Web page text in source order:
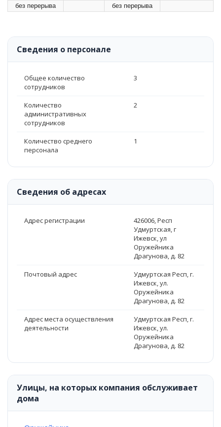
без перерыва
без перерыва
Сведения о персонале
Общее количество
сотрудников
3
Количество
административных
сотрудников
2
Количество среднего
персонала
1
Сведения об адресах
Адрес регистрации
426006, Респ
Удмуртская, г
Ижевск, ул
Оружейника
Драгунова, д. 82
Почтовый адрес
Удмуртская Респ, г.
Ижевск, ул.
Оружейника
Драгунова, д. 82
Адрес места осуществления
деятельности
Удмуртская Респ, г.
Ижевск, ул.
Оружейника
Драгунова, д. 82
Улицы, на которых компания обслуживает
дома